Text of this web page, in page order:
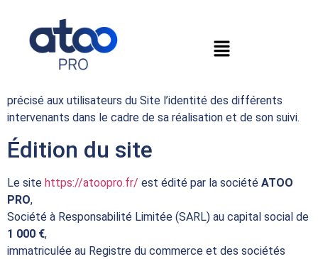
Mentions légales
Conformément aux dispositions de la loi n° 2004-575 du 21
précisé aux utilisateurs du Site l’identité des différents
intervenants dans le cadre de sa réalisation et de son suivi.
Édition du site
Le site https://atoopro.fr/ est édité par la société ATOO
PRO,
Société à Responsabilité Limitée (SARL) au capital social de
1 000 €,
immatriculée au Registre du commerce et des sociétés